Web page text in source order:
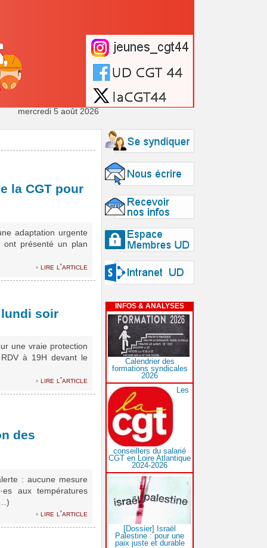
mercredi 5 août 2026
la CGT pour
adaptation urgente
ont présenté un plan
lire l'article
soir
une vraie protection
à 19H devant le
lire l'article
des
: aucune mesure
aux températures
lire l'article
INFOS & ANALYSES
Calendrier des
formations syndicales
2026
Les
conseillers du salarié
CGT en Loire Atlantique
2024-2026
[Dossier] Israël
Palestine : pour une
paix juste et durable